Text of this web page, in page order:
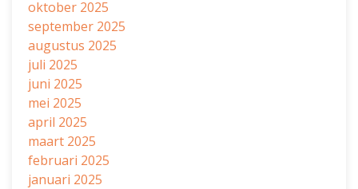
oktober 2025
september 2025
augustus 2025
juli 2025
juni 2025
mei 2025
april 2025
maart 2025
februari 2025
januari 2025